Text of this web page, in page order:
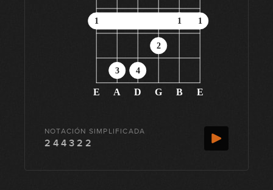
E A D G B E
1 1 1
3 4
2
NOTACIÓN SIMPLIFICADA
2 4 4 3 2 2